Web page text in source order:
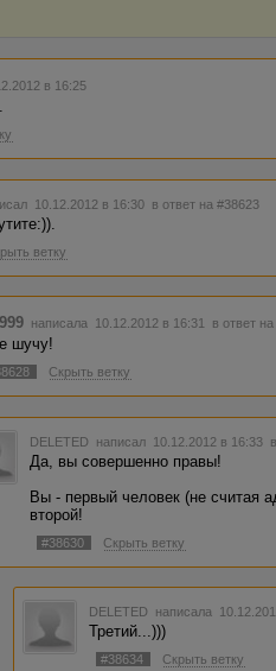
в 16:25
10.12.2012 в 16:30 в ответ на #38623
ветку
написала 10.12.2012 в 16:31 в ответ
шучу!
Скрыть ветку
DELETED написал 10.12.2012 в 16:33
Да, вы совершенно правы!
Вы - первый человек (не считая
второй!
#38630 Скрыть ветку
DELETED написала
Третий...)))
#38634 Скрыть ветку